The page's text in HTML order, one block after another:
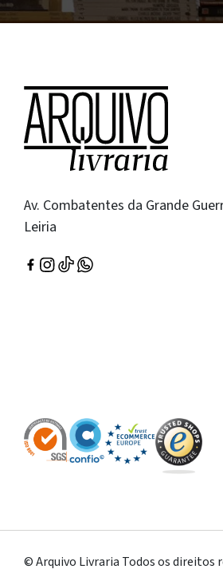
Av. Combatentes da Grande
Leiria
© Arquivo Livraria Todos os direitos